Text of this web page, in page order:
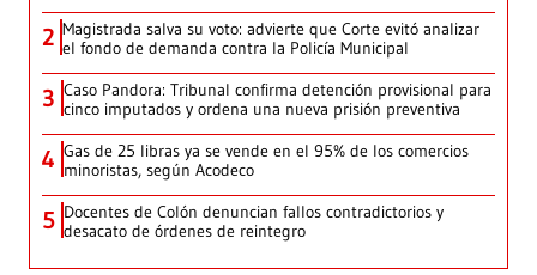
2 Magistrada salva su voto: advierte que Corte evitó analizar
el fondo de demanda contra la Policía Municipal
3 Caso Pandora: Tribunal confirma detención provisional para
cinco imputados y ordena una nueva prisión preventiva
4 Gas de 25 libras ya se vende en el 95% de los comercios
minoristas, según Acodeco
5 Docentes de Colón denuncian fallos contradictorios y
desacato de órdenes de reintegro